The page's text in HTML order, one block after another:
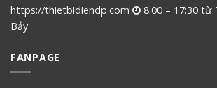
https://thietbidiendp.com
8:00 – 17:30
Bảy
FANPAGE